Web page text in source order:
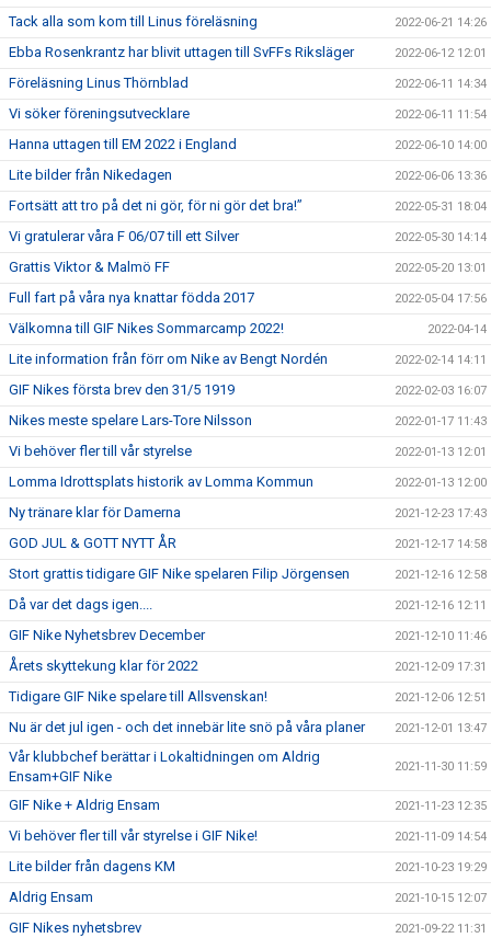
Tack alla som kom till Linus föreläsning 2022-06-21 14:26
Ebba Rosenkrantz har blivit uttagen till SvFFs Riksläger 2022-06-12 12:01
Föreläsning Linus Thörnblad 2022-06-11 14:34
Vi söker föreningsutvecklare 2022-06-11 11:54
Hanna uttagen till EM 2022 i England 2022-06-10 14:00
Lite bilder från Nikedagen 2022-06-06 13:36
Fortsätt att tro på det ni gör, för ni gör det bra!” 2022-05-31 18:04
Vi gratulerar våra F 06/07 till ett Silver 2022-05-30 14:14
Grattis Viktor & Malmö FF 2022-05-20 13:01
Full fart på våra nya knattar födda 2017 2022-05-04 17:56
Välkomna till GIF Nikes Sommarcamp 2022! 2022-04-14
Lite information från förr om Nike av Bengt Nordén 2022-02-14 14:11
GIF Nikes första brev den 31/5 1919 2022-02-03 16:07
Nikes meste spelare Lars-Tore Nilsson 2022-01-17 11:43
Vi behöver fler till vår styrelse 2022-01-13 12:01
Lomma Idrottsplats historik av Lomma Kommun 2022-01-13 12:00
Ny tränare klar för Damerna 2021-12-23 17:43
GOD JUL & GOTT NYTT ÅR 2021-12-17 14:58
Stort grattis tidigare GIF Nike spelaren Filip Jörgensen 2021-12-16 12:58
Då var det dags igen.... 2021-12-16 12:11
GIF Nike Nyhetsbrev December 2021-12-10 11:46
Årets skyttekung klar för 2022 2021-12-09 17:31
Tidigare GIF Nike spelare till Allsvenskan! 2021-12-06 12:51
Nu är det jul igen - och det innebär lite snö på våra planer 2021-12-01 13:47
Vår klubbchef berättar i Lokaltidningen om Aldrig
Ensam+GIF Nike
2021-11-30 11:59
GIF Nike + Aldrig Ensam 2021-11-23 12:35
Vi behöver fler till vår styrelse i GIF Nike! 2021-11-09 14:54
Lite bilder från dagens KM 2021-10-23 19:29
Aldrig Ensam 2021-10-15 12:07
GIF Nikes nyhetsbrev 2021-09-22 11:31